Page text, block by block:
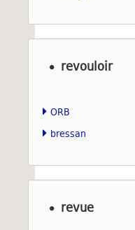
revouloir
ORB
bressan
revue